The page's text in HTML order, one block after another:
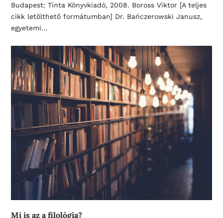
Budapest: Tinta Könyvkiadó, 2008. Boross Viktor [A teljes
cikk letölthető formátumban] Dr. Bańczerowski Janusz,
egyetemi…
Mi is az a filológia?